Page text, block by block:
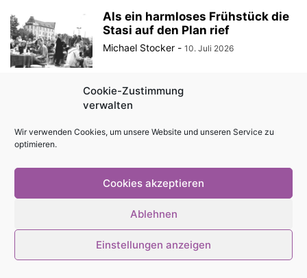
Cookie-Zustimmung
verwalten
Wir verwenden Cookies, um unsere Website und unseren Service zu
optimieren.
Cookies akzeptieren
Ablehnen
Einstellungen anzeigen
Als ein harmloses Frühstück die
Stasi auf den Plan rief
Michael Stocker - 10. Juli 2026
Ein Sommerspektakel vieler
Künste – Das Sommerspektakel
Michael Stocker
Impressum Kontakt Magazin als PDF Mediadaten
© Stadtmagazin tam.tam 2026